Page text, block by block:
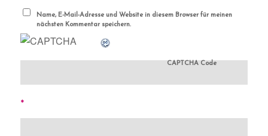
Name, E-Mail-Adresse und Website in diesem Browser für meinen
nächsten Kommentar speichern.
CAPTCHA Code
*